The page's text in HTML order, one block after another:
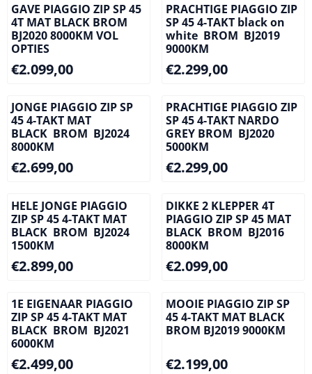
GAVE PIAGGIO ZIP SP 45
4T MAT BLACK BROM
BJ2020 8000KM VOL
OPTIES
Prijs: 2 099,00
€2.099,00
PRACHTIGE PIAGGIO ZIP
SP 45 4-TAKT black on
white BROM BJ2019
9000KM
Prijs: 2 299,00
€2.299,00
JONGE PIAGGIO ZIP SP
45 4-TAKT MAT
BLACK BROM BJ2024
8000KM
Prijs: 2 699,00
€2.699,00
PRACHTIGE PIAGGIO ZIP
SP 45 4-TAKT NARDO
GREY BROM BJ2020
5000KM
Prijs: 2 299,00
€2.299,00
HELE JONGE PIAGGIO
ZIP SP 45 4-TAKT MAT
BLACK BROM BJ2024
1500KM
Prijs: 2 899,00
€2.899,00
DIKKE 2 KLEPPER 4T
PIAGGIO ZIP SP 45 MAT
BLACK BROM BJ2016
8000KM
Prijs: 2 099,00
€2.099,00
1E EIGENAAR PIAGGIO
ZIP SP 45 4-TAKT MAT
BLACK BROM BJ2021
6000KM
Prijs: 2 499,00
€2.499,00
MOOIE PIAGGIO ZIP SP
45 4-TAKT MAT BLACK
BROM BJ2019 9000KM
Prijs: 2 199,00
€2.199,00